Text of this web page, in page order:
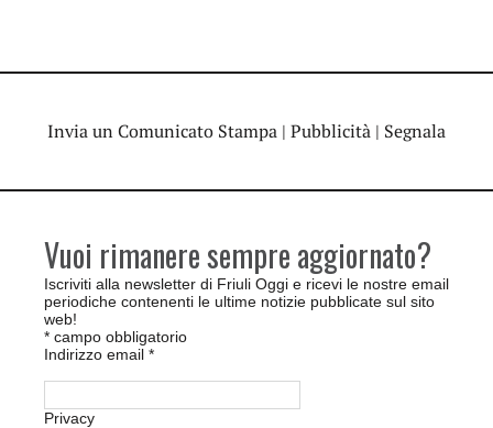
Invia un Comunicato Stampa | Pubblicità | Segnala
Vuoi rimanere sempre aggiornato?
Iscriviti alla newsletter di Friuli Oggi e ricevi le nostre email
periodiche contenenti le ultime notizie pubblicate sul sito
web!
* campo obbligatorio
Indirizzo email *
Privacy